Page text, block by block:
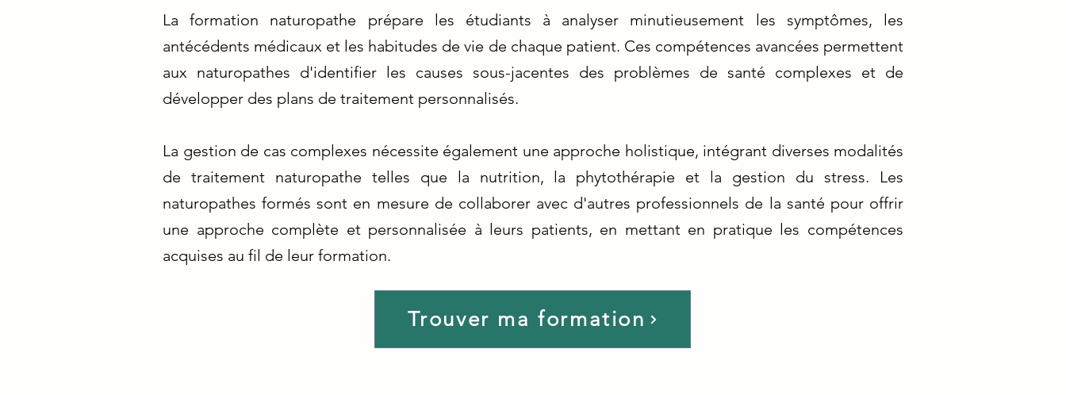
La formation naturopathe prépare les étudiants à analyser minutieusement les symptômes, les
antécédents médicaux et les habitudes de vie de chaque patient. Ces compétences avancées permettent
aux naturopathes d'identifier les causes sous-jacentes des problèmes de santé complexes et de
développer des plans de traitement personnalisés.
La gestion de cas complexes nécessite également une approche holistique, intégrant diverses modalités
de traitement naturopathe telles que la nutrition, la phytothérapie et la gestion du stress. Les
naturopathes formés sont en mesure de collaborer avec d'autres professionnels de la santé pour offrir
une approche complète et personnalisée à leurs patients, en mettant en pratique les compétences
acquises au fil de leur formation.
Trouver ma formation